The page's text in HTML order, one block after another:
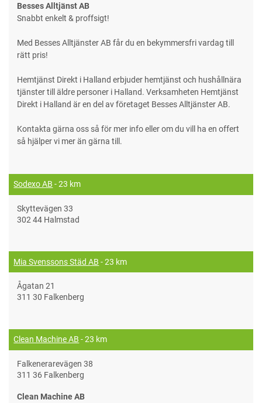
Besses Alltjänst AB
Snabbt enkelt & proffsigt!
Med Besses Alltjänster AB får du en bekymmersfri vardag till
rätt pris!
Hemtjänst Direkt i Halland erbjuder hemtjänst och hushållnära
tjänster till äldre personer i Halland. Verksamheten Hemtjänst
Direkt i Halland är en del av företaget Besses Alltjänster AB.
Kontakta gärna oss så för mer info eller om du vill ha en offert
så hjälper vi mer än gärna till.
Sodexo AB - 23 km
Skyttevägen 33
302 44 Halmstad
Mia Svenssons Städ AB - 23 km
Ågatan 21
311 30 Falkenberg
Clean Machine AB - 23 km
Falkenerarevägen 38
311 36 Falkenberg
Clean Machine AB